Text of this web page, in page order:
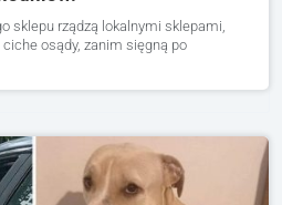
sklepu rządzą lokalnymi sklepami,
osądy, zanim sięgną po